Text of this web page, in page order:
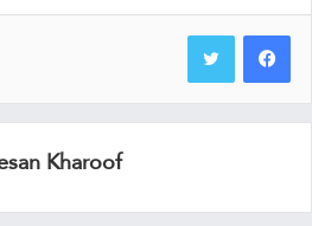
Kharoof